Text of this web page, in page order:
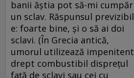
banii ăștia pot să-mi cumpăr
un sclav. Răspunsul previzibil
e: foarte bine, și o să ai doi
sclavi. (În Grecia antică,
umorul utilizează impenitent
drept combustibil disprețul
față de sclavi sau cei cu